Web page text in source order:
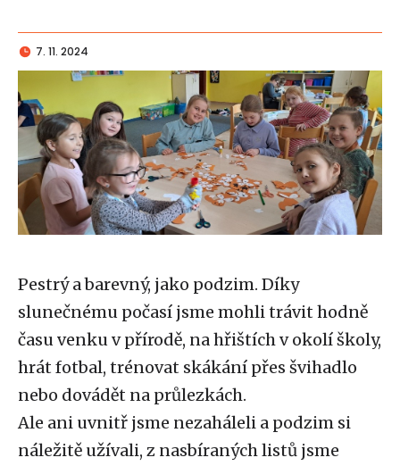
7. 11. 2024
Pestrý a barevný, jako podzim. Díky
slunečnému počasí jsme mohli trávit hodně
času venku v přírodě, na hřištích v okolí školy,
hrát fotbal, trénovat skákání přes švihadlo
nebo dovádět na průlezkách.
Ale ani uvnitř jsme nezaháleli a podzim si
náležitě užívali, z nasbíraných listů jsme